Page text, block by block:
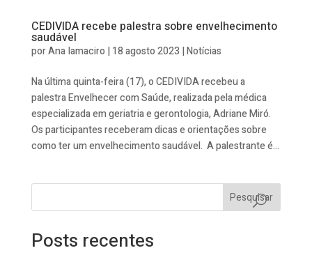
CEDIVIDA recebe palestra sobre envelhecimento
saudável
porAna Iamaciro |18 agosto 2023 |Notícias
Na última quinta-feira (17), o CEDIVIDA recebeu a
palestra Envelhecer com Saúde, realizada pela médica
especializada em geriatria e gerontologia, Adriane Miró.
Os participantes receberam dicas e orientações sobre
como ter um envelhecimento saudável. A palestrante é...
Pesquisar
Posts recentes